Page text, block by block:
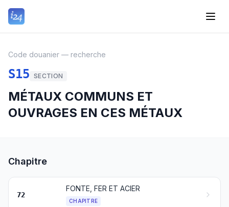
Code douanier — recherche
S15 SECTION
MÉTAUX COMMUNS ET
OUVRAGES EN CES MÉTAUX
Chapitre
72
FONTE, FER ET ACIER
CHAPITRE